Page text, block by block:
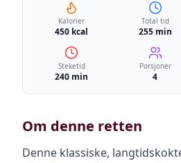
Kalorier
450 kcal
Total tid
255 min
Steketid
240 min
Porsjoner
4
Om denne retten
Denne klassiske,